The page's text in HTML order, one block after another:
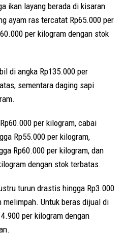
ikan layang berada di kisaran
ayam ras tercatat Rp65.000 per
per kilogram dengan stok
di angka Rp135.000 per
sementara daging sapi
per kilogram, cabai
Rp55.000 per kilogram,
Rp60.000 per kilogram, dan
dengan stok terbatas.
turun drastis hingga Rp3.000
melimpah. Untuk beras dijual di
per kilogram dengan